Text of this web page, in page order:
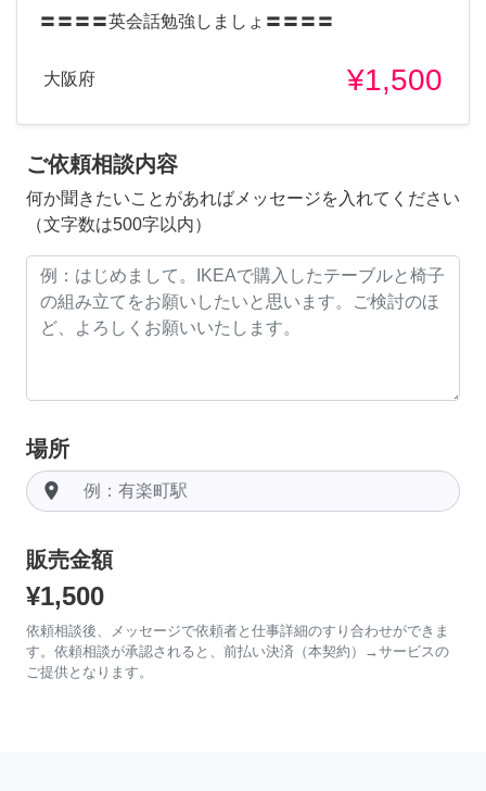
〓〓〓〓英会話勉強しましょ〓〓〓〓
大阪府 ¥1,500
ご依頼相談内容
何か聞きたいことがあればメッセージを入れてください
（文字数は500字以内）
場所
room
販売金額
¥1,500
依頼相談後、メッセージで依頼者と仕事詳細のすり合わせができま
す。依頼相談が承認されると、前払い決済（本契約）→サービスの
ご提供となります。